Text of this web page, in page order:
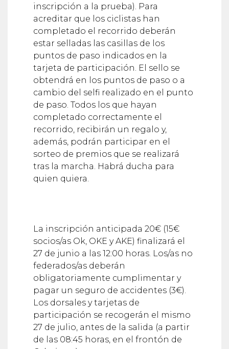
inscripción a la prueba). Para
acreditar que los ciclistas han
completado el recorrido deberán
estar selladas las casillas de los
puntos de paso indicados en la
tarjeta de participación. El sello se
obtendrá en los puntos de paso o a
cambio del selfi realizado en el punto
de paso. Todos los que hayan
completado correctamente el
recorrido, recibirán un regalo y,
además, podrán participar en el
sorteo de premios que se realizará
tras la marcha. Habrá ducha para
quien quiera.
La inscripción anticipada 20€ (15€
socios/as Ok, OKE y AKE) finalizará el
27 de junio a las 12:00 horas. Los/as no
federados/as deberán
obligatoriamente cumplimentar y
pagar un seguro de accidentes (3€).
Los dorsales y tarjetas de
participación se recogerán el mismo
27 de julio, antes de la salida (a partir
de las 08:45 horas, en el frontón de